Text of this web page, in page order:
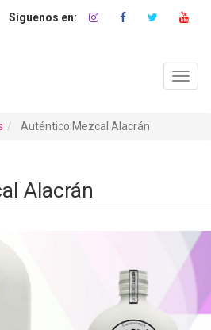
Auténtico Mezcal Alacrán
Alacrán